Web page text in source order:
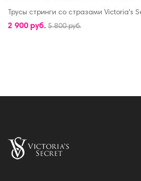
Трусы стринги со стразами Victoria's
2 900 руб. 5 800 руб.